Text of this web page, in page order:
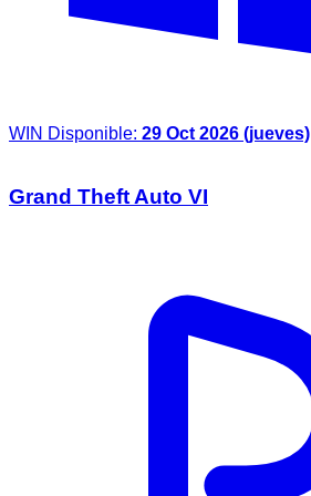
WIN Disponible: 29 Oct 2026 (jueves)
Grand Theft Auto VI